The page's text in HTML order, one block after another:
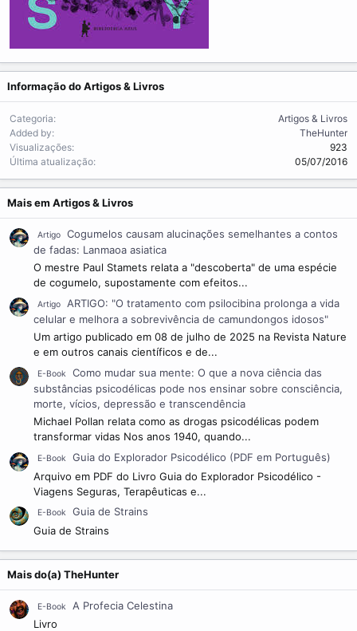
Informação do Artigos & Livros
Categoria
Artigos & Livros
Added by
TheHunter
Visualizações
923
Última atualização
05/07/2016
Mais em Artigos & Livros
Artigo
Cogumelos causam alucinações semelhantes a contos
de fadas: Lanmaoa asiatica
O mestre Paul Stamets relata a "descoberta" de uma espécie
de cogumelo, supostamente com efeitos...
Artigo
ARTIGO: "O tratamento com psilocibina prolonga a vida
celular e melhora a sobrevivência de camundongos idosos"
Um artigo publicado em 08 de julho de 2025 na Revista Nature
e em outros canais científicos e de...
E-Book
Como mudar sua mente: O que a nova ciência das
substâncias psicodélicas pode nos ensinar sobre consciência,
morte, vícios, depressão e transcendência
Michael Pollan relata como as drogas psicodélicas podem
transformar vidas Nos anos 1940, quando...
E-Book
Guia do Explorador Psicodélico (PDF em Português)
Arquivo em PDF do Livro Guia do Explorador Psicodélico -
Viagens Seguras, Terapêuticas e...
E-Book
Guia de Strains
Guia de Strains
Mais do(a) TheHunter
E-Book
A Profecia Celestina
Livro